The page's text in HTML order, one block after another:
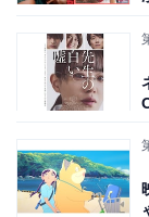
コアを記録して
※本記事で紹介して
オールアバウトに還
全体的に「テ
しかし、筆者個